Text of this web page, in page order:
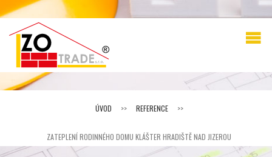
ÚVOD >> REFERENCE >>
ZATEPLENÍ RODINNÉHO DOMU KLÁŠTER HRADIŠTĚ NAD JIZEROU